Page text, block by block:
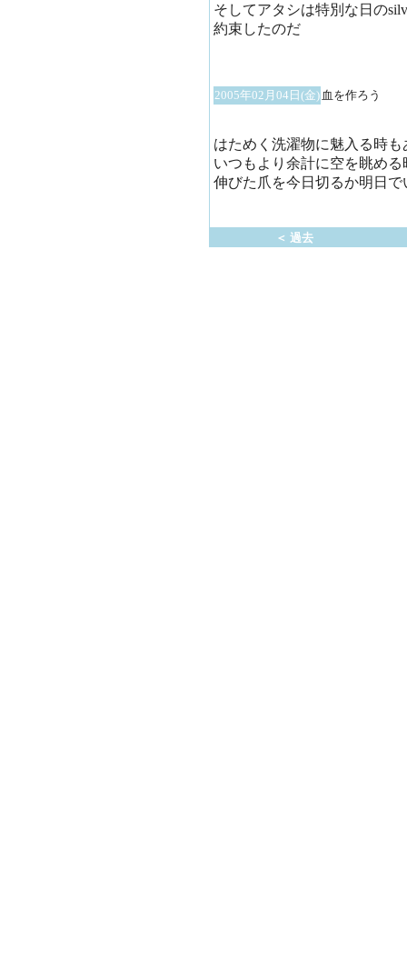
そしてアタシは特別な日の
約束したのだ
2005年02月04日(金) 血を作ろう
はためく洗濯物に魅入る時
いつもより余計に空を眺め
伸びた爪を今日切るか明日
＜ 過去